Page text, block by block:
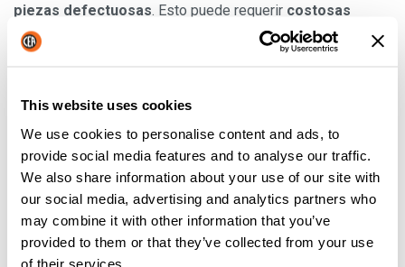
This website uses cookies
We use cookies to personalise content and ads, to
provide social media features and to analyse our traffic.
We also share information about your use of our site with
our social media, advertising and analytics partners who
may combine it with other information that you’ve
provided to them or that they’ve collected from your use
of their services.
piezas defectuosas. Esto puede requerir costosas
sustituciones
gasto de llamar a un profesional
para
que arregle la máquina. En estos casos, las empresas
maquinaria de reserva usada de buena calidad
utilizar máquinas de marca por una fracción de su
precio. Promocionar las máquinas usadas que vende como
forma de crear un inventario de máquinas de reserva para
empresas grandes y pequeñas por igual es una excelente
técnica de marketing.
Bien, ahí lo tiene, sólo un puñado de razones por las que